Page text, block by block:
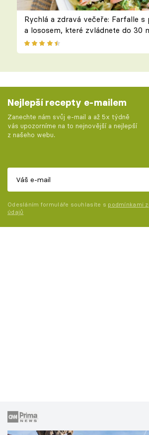
Rychlá a zdravá večeře: Farfalle s
a lososem, které zvládnete do 30
Nejlepší recepty e-mailem
Zanechte nám svůj e-mail a až 5x týdně
vás upozorníme na to nejnovější a nejlepší
z našeho webu.
Odesláním formuláře souhlasíte s podmínkami
údajů